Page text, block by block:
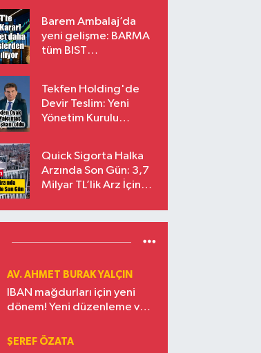
Barem Ambalaj’da
yeni gelişme: BARMA
tüm BIST
Tekfen Holding'de
Devir Teslim: Yeni
Yönetim Kurulu
Quick Sigorta Halka
Arzında Son Gün: 3,7
Milyar TL’lik Arz İçin
Eriyor
AV. AHMET BURAK YALÇIN
IBAN mağdurları için yeni
dönem! Yeni düzenleme ve
ŞEREF ÖZATA